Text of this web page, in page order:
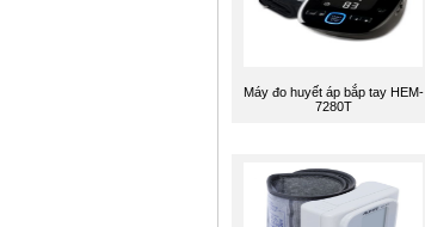
Máy đo huyết áp bắp tay HEM-
7280T